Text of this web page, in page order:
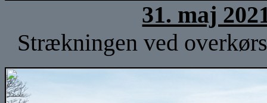
31. maj
Strækningen ved